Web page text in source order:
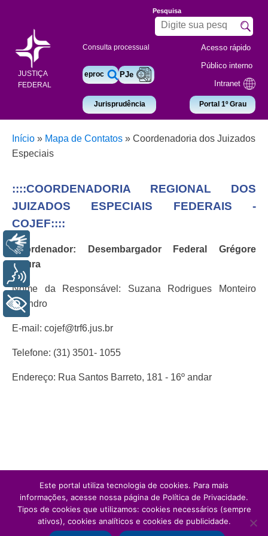
JUSTIÇA
FEDERAL
Consulta processual
eproc PJe
Jurisprudência
Pesquisa
Acesso rápido
Público interno
Intranet
Portal 1º Grau
Início » Mapa de Contatos » Coordenadoria dos Juizados
Especiais
::::COORDENADORIA REGIONAL DOS
JUIZADOS ESPECIAIS FEDERAIS -
COJEF::::
Coordenador: Desembargador Federal Grégore
Moura
Nome da Responsável: Suzana Rodrigues Monteiro
Leandro
E-mail: cojef@trf6.jus.br
Telefone: (31) 3501- 1055
Endereço: Rua Santos Barreto, 181 - 16º andar
Este portal utiliza tecnologia de cookies. Para mais
informações, acesse nossa página de Política de Privacidade.
Tipos de cookies que utilizamos: cookies necessários (sempre
ativos), cookies analíticos e cookies de publicidade.
Libras
+ Acessibilidade